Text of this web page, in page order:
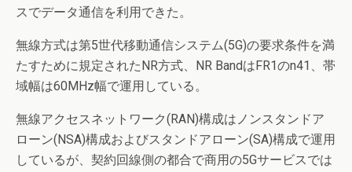
スでデータ通信を利用できた。
無線方式は第5世代移動通信システム(5G)の要求条件を満
たすために規定されたNR方式、NR BandはFR1のn41、帯
域幅は60MHz幅で運用している。
無線アクセスネットワーク(RAN)構成はノンスタンドア
ローン(NSA)構成およびスタンドアローン(SA)構成で運用
しているが、契約回線側の都合で商用の5Gサービスでは